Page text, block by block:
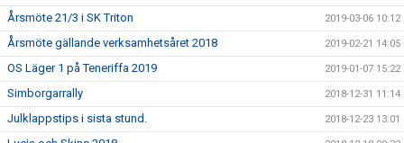
Årsmöte 21/3 i SK Triton 2019-03-06 10:12
Årsmöte gällande verksamhetsåret 2018 2019-02-21 14:05
OS Läger 1 på Teneriffa 2019 2019-01-07 15:22
Simborgarrally 2018-12-31 11:14
Julklappstips i sista stund. 2018-12-23 13:01